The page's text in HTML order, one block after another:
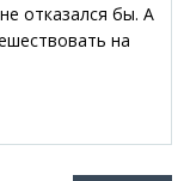
отказался бы. А
на